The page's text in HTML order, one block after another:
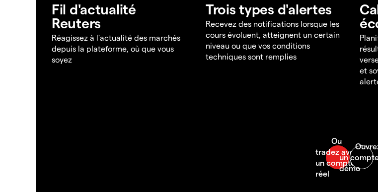
Fil d'actualité
Reuters
Réagissez à l'actualité des marchés
depuis la plateforme, où que vous
soyez
Trois types d'alertes
Recevez des notifications lorsque les
cours évoluent, atteignent un certain
niveau ou que vos conditions
techniques sont remplies
et